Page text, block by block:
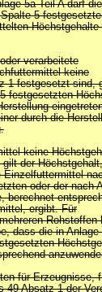
5a Teil A darf
5
Höchstgehalte
verarbeitete
keine
1 festgesetzt sind,
festgesetzten
durch die
keine
der
oder der nach
berechnet
ergibt. Für
Rohstoffen
dass die in Anlage
für Erzeugnisse,
49 Absatz 1 der